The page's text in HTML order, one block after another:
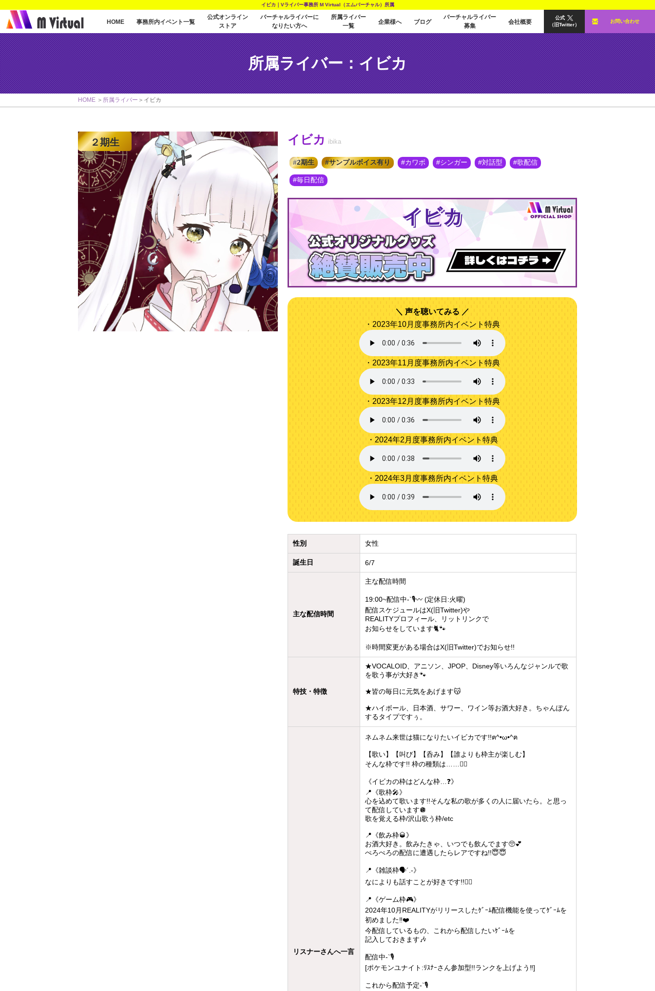
イビカ｜Vライバー事務所 M Virtual（エムバーチャル）所属
HOME 事務所内イベント一覧
公式オンライン
ストア
バーチャルライバーに
なりたい方へ
所属ライバー
一覧
企業様へ ブログ
バーチャルライバー
募集
会社概要
公式
（旧Twitter）
お問い合わせ
所属ライバー：イビカ
HOME 所属ライバー イビカ
２期生 イビカ ibika
2期生 サンプルボイス有り カワボ シンガー 対話型 歌配信
毎日配信
イビカ
声を聴いてみる
・2023年10月度事務所内イベント特典
・2023年11月度事務所内イベント特典
・2023年12月度事務所内イベント特典
・2024年2月度事務所内イベント特典
・2024年3月度事務所内イベント特典
性別 女性
誕生日 6/7
主な配信時間
主な配信時間
19:00~配信中-`🎙〰️ (定休日:火曜)
配信スケジュールはX(旧Twitter)や
REALITYプロフィール、リットリンクで
お知らせをしています🐈🐾
※時間変更がある場合はX(旧Twitter)でお知らせ!!
特技・特徴
★VOCALOID、アニソン、JPOP、Disney等いろんなジャンルで歌
を歌う事が大好き🐾
★皆の毎日に元気をあげます😽
★ハイボール、日本酒、サワー、ワイン等お酒大好き。ちゃんぽん
するタイプですぅ。
リスナーさんへ一言
ネムネム来世は猫になりたいイビカです!!ฅ^•ω•^ฅ
【歌い】【叫び】【呑み】【誰よりも枠主が楽しむ】
そんな枠です!! 枠の種類は……👇🏻
《イビカの枠はどんな枠…❓》
📍《歌枠🎤》
心を込めて歌います!!そんな私の歌が多くの人に届いたら。と思っ
て配信しています🪩
歌を覚える枠/沢山歌う枠/etc
📍《飲み枠🥃》
お酒大好き。飲みたきゃ、いつでも飲んでます🥺︎💕︎
ぺろぺろの配信に遭遇したらレアですね!!😇😇
📍《雑談枠🗣´.-》
なによりも話すことが好きです!!✌🏻
📍《ゲーム枠🎮》
2024年10月REALITYがリリースしたｹﾞｰﾑ配信機能を使ってｹﾞｰﾑを
初めました‼️❤️
今配信しているもの、これから配信したいｹﾞｰﾑを
記入しておきます🎶
配信中-`🎙
[ポケモンユナイト:ﾘｽﾅｰさん参加型!!ランクを上げよう‼️]
これから配信予定-`🎙